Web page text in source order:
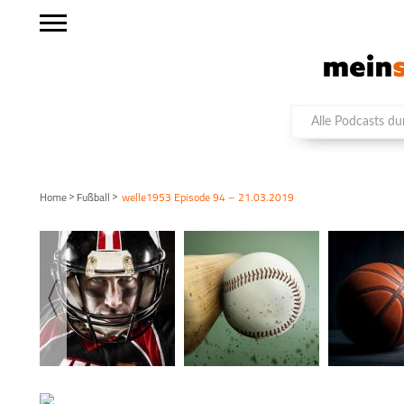
Home > Fußball > welle1953 Episode 94 – 21.03.2019